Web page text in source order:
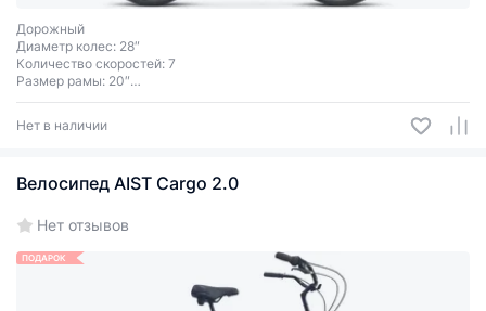
Дорожный
Диаметр колес: 28″
Количество скоростей: 7
Размер рамы: 20″
Тормоза ободные (V-Brake)
Нет в наличии
Велосипед AIST Cargo 2.0
Нет отзывов
ПОДАРОК